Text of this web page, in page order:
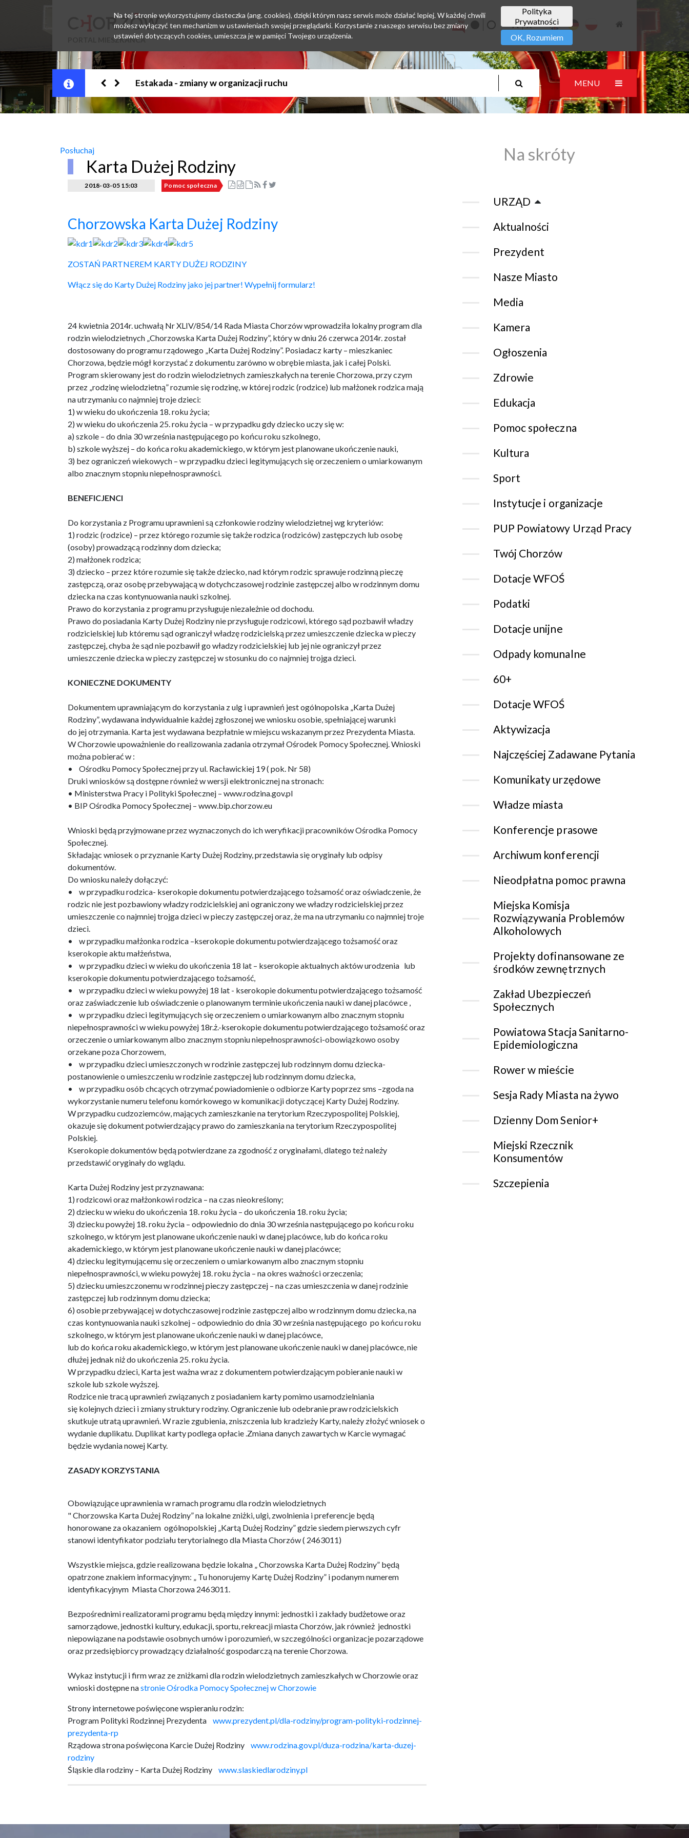
PORTAL MIESZKAŃCA
Jesteśmy w EZD MENU
Posłuchaj
Karta Dużej Rodziny
2018-03-05 15:03 Pomoc społeczna
Chorzowska Karta Dużej Rodziny
ZOSTAŃ PARTNEREM KARTY DUŻEJ RODZINY
Włącz się do Karty Dużej Rodziny jako jej partner! Wypełnij formularz!
24 kwietnia 2014r. uchwałą Nr XLIV/854/14 Rada Miasta Chorzów wprowadziła lokalny program dla
rodzin wielodzietnych „Chorzowska Karta Dużej Rodziny”, który w dniu 26 czerwca 2014r. został
dostosowany do programu rządowego „Karta Dużej Rodziny”. Posiadacz karty – mieszkaniec
Chorzowa, będzie mógł korzystać z dokumentu zarówno w obrębie miasta, jak i całej Polski.
Program skierowany jest do rodzin wielodzietnych zamieszkałych na terenie Chorzowa, przy czym
przez „rodzinę wielodzietną” rozumie się rodzinę, w której rodzic (rodzice) lub małżonek rodzica mają
na utrzymaniu co najmniej troje dzieci:
1) w wieku do ukończenia 18. roku życia;
2) w wieku do ukończenia 25. roku życia – w przypadku gdy dziecko uczy się w:
a) szkole – do dnia 30 września następującego po końcu roku szkolnego,
b) szkole wyższej – do końca roku akademickiego, w którym jest planowane ukończenie nauki,
3) bez ograniczeń wiekowych – w przypadku dzieci legitymujących się orzeczeniem o umiarkowanym
albo znacznym stopniu niepełnosprawności.
BENEFICJENCI
Do korzystania z Programu uprawnieni są członkowie rodziny wielodzietnej wg kryteriów:
1) rodzic (rodzice) – przez którego rozumie się także rodzica (rodziców) zastępczych lub osobę
(osoby) prowadzącą rodzinny dom dziecka;
2) małżonek rodzica;
3) dziecko – przez które rozumie się także dziecko, nad którym rodzic sprawuje rodzinną pieczę
zastępczą, oraz osobę przebywającą w dotychczasowej rodzinie zastępczej albo w rodzinnym domu
dziecka na czas kontynuowania nauki szkolnej.
Prawo do korzystania z programu przysługuje niezależnie od dochodu.
Prawo do posiadania Karty Dużej Rodziny nie przysługuje rodzicowi, którego sąd pozbawił władzy
rodzicielskiej lub któremu sąd ograniczył władzę rodzicielską przez umieszczenie dziecka w pieczy
zastępczej, chyba że sąd nie pozbawił go władzy rodzicielskiej lub jej nie ograniczył przez
umieszczenie dziecka w pieczy zastępczej w stosunku do co najmniej trojga dzieci.
KONIECZNE DOKUMENTY
Dokumentem uprawniającym do korzystania z ulg i uprawnień jest ogólnopolska „Karta Dużej
Rodziny”, wydawana indywidualnie każdej zgłoszonej we wniosku osobie, spełniającej warunki
do jej otrzymania. Karta jest wydawana bezpłatnie w miejscu wskazanym przez Prezydenta Miasta.
W Chorzowie upoważnienie do realizowania zadania otrzymał Ośrodek Pomocy Społecznej. Wnioski
można pobierać w :
• Ośrodku Pomocy Społecznej przy ul. Racławickiej 19 ( pok. Nr 58)
Druki wniosków są dostępne również w wersji elektronicznej na stronach:
• Ministerstwa Pracy i Polityki Społecznej – www.rodzina.gov.pl
• BIP Ośrodka Pomocy Społecznej – www.bip.chorzow.eu
Wnioski będą przyjmowane przez wyznaczonych do ich weryfikacji pracowników Ośrodka Pomocy
Społecznej.
Składając wniosek o przyznanie Karty Dużej Rodziny, przedstawia się oryginały lub odpisy
dokumentów.
Do wniosku należy dołączyć:
• w przypadku rodzica- kserokopie dokumentu potwierdzającego tożsamość oraz oświadczenie, że
rodzic nie jest pozbawiony władzy rodzicielskiej ani ograniczony we władzy rodzicielskiej przez
umieszczenie co najmniej trojga dzieci w pieczy zastępczej oraz, że ma na utrzymaniu co najmniej troje
dzieci.
• w przypadku małżonka rodzica –kserokopie dokumentu potwierdzającego tożsamość oraz
kserokopie aktu małżeństwa,
• w przypadku dzieci w wieku do ukończenia 18 lat – kserokopie aktualnych aktów urodzenia lub
kserokopie dokumentu potwierdzającego tożsamość,
• w przypadku dzieci w wieku powyżej 18 lat - kserokopie dokumentu potwierdzającego tożsamość
oraz zaświadczenie lub oświadczenie o planowanym terminie ukończenia nauki w danej placówce ,
• w przypadku dzieci legitymujących się orzeczeniem o umiarkowanym albo znacznym stopniu
niepełnosprawności w wieku powyżej 18r.ż.-kserokopie dokumentu potwierdzającego tożsamość oraz
orzeczenie o umiarkowanym albo znacznym stopniu niepełnosprawności-obowiązkowo osoby
orzekane poza Chorzowem,
• w przypadku dzieci umieszczonych w rodzinie zastępczej lub rodzinnym domu dziecka-
postanowienie o umieszczeniu w rodzinie zastępczej lub rodzinnym domu dziecka,
• w przypadku osób chcących otrzymać powiadomienie o odbiorze Karty poprzez sms –zgoda na
wykorzystanie numeru telefonu komórkowego w komunikacji dotyczącej Karty Dużej Rodziny.
W przypadku cudzoziemców, mających zamieszkanie na terytorium Rzeczypospolitej Polskiej,
okazuje się dokument potwierdzający prawo do zamieszkania na terytorium Rzeczypospolitej
Polskiej.
Kserokopie dokumentów będą potwierdzane za zgodność z oryginałami, dlatego też należy
przedstawić oryginały do wglądu.
Karta Dużej Rodziny jest przyznawana:
1) rodzicowi oraz małżonkowi rodzica – na czas nieokreślony;
2) dziecku w wieku do ukończenia 18. roku życia – do ukończenia 18. roku życia;
3) dziecku powyżej 18. roku życia – odpowiednio do dnia 30 września następującego po końcu roku
szkolnego, w którym jest planowane ukończenie nauki w danej placówce, lub do końca roku
akademickiego, w którym jest planowane ukończenie nauki w danej placówce;
4) dziecku legitymującemu się orzeczeniem o umiarkowanym albo znacznym stopniu
niepełnosprawności, w wieku powyżej 18. roku życia – na okres ważności orzeczenia;
5) dziecku umieszczonemu w rodzinnej pieczy zastępczej – na czas umieszczenia w danej rodzinie
zastępczej lub rodzinnym domu dziecka;
6) osobie przebywającej w dotychczasowej rodzinie zastępczej albo w rodzinnym domu dziecka, na
czas kontynuowania nauki szkolnej – odpowiednio do dnia 30 września następującego po końcu roku
szkolnego, w którym jest planowane ukończenie nauki w danej placówce,
lub do końca roku akademickiego, w którym jest planowane ukończenie nauki w danej placówce, nie
dłużej jednak niż do ukończenia 25. roku życia.
W przypadku dzieci, Karta jest ważna wraz z dokumentem potwierdzającym pobieranie nauki w
szkole lub szkole wyższej.
Rodzice nie tracą uprawnień związanych z posiadaniem karty pomimo usamodzielniania
się kolejnych dzieci i zmiany struktury rodziny. Ograniczenie lub odebranie praw rodzicielskich
skutkuje utratą uprawnień. W razie zgubienia, zniszczenia lub kradzieży Karty, należy złożyć wniosek o
wydanie duplikatu. Duplikat karty podlega opłacie .Zmiana danych zawartych w Karcie wymagać
będzie wydania nowej Karty.
ZASADY KORZYSTANIA
Obowiązujące uprawnienia w ramach programu dla rodzin wielodzietnych
" Chorzowska Karta Dużej Rodziny” na lokalne zniżki, ulgi, zwolnienia i preferencje będą
honorowane za okazaniem ogólnopolskiej „Kartą Dużej Rodziny” gdzie siedem pierwszych cyfr
stanowi identyfikator podziału terytorialnego dla Miasta Chorzów ( 2463011)
Wszystkie miejsca, gdzie realizowana będzie lokalna „ Chorzowska Karta Dużej Rodziny” będą
opatrzone znakiem informacyjnym: „ Tu honorujemy Kartę Dużej Rodziny” i podanym numerem
identyfikacyjnym Miasta Chorzowa 2463011.
Bezpośrednimi realizatorami programu będą między innymi: jednostki i zakłady budżetowe oraz
samorządowe, jednostki kultury, edukacji, sportu, rekreacji miasta Chorzów, jak również jednostki
niepowiązane na podstawie osobnych umów i porozumień, w szczególności organizacje pozarządowe
oraz przedsiębiorcy prowadzący działalność gospodarczą na terenie Chorzowa.
Wykaz instytucji i firm wraz ze zniżkami dla rodzin wielodzietnych zamieszkałych w Chorzowie oraz
wnioski dostępne nastronie Ośrodka Pomocy Społecznej w Chorzowie
Strony internetowe poświęcone wspieraniu rodzin:
Program Polityki Rodzinnej Prezydenta
www.prezydent.pl/dla-rodziny/program-polityki-rodzinnej-
prezydenta-rp
Rządowa strona poświęcona Karcie Dużej Rodziny www.rodzina.gov.pl/duza-rodzina/karta-duzej-
rodziny
Śląskie dla rodziny – Karta Dużej Rodziny www.slaskiedlarodziny.pl
Na skróty
URZĄD
Aktualności
Prezydent
Nasze Miasto
Media
Kamera
Ogłoszenia
Zdrowie
Edukacja
Pomoc społeczna
Kultura
Sport
Instytucje i organizacje
PUP Powiatowy Urząd Pracy
Twój Chorzów
Dotacje WFOŚ
Podatki
Dotacje unijne
Odpady komunalne
60+
Dotacje WFOŚ
Aktywizacja
Najczęściej Zadawane Pytania
Komunikaty urzędowe
Władze miasta
Konferencje prasowe
Archiwum konferencji
Nieodpłatna pomoc prawna
Miejska Komisja
Rozwiązywania Problemów
Alkoholowych
Projekty dofinansowane ze
środków zewnętrznych
Zakład Ubezpieczeń
Społecznych
Powiatowa Stacja Sanitarno-
Epidemiologiczna
Rower w mieście
Sesja Rady Miasta na żywo
Dzienny Dom Senior+
Miejski Rzecznik
Konsumentów
Szczepienia
Polityka
Prywatności
OK, Rozumiem
Na tej stronie wykorzystujemy ciasteczka (ang. cookies), dzięki którym nasz serwis może działać lepiej. W każdej chwili
możesz wyłączyć ten mechanizm w ustawieniach swojej przeglądarki. Korzystanie z naszego serwisu bez zmiany
ustawień dotyczących cookies, umieszcza je w pamięci Twojego urządzenia.